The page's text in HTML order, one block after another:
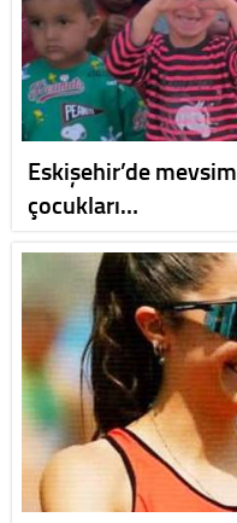
Eskişehir’de
çocukları…